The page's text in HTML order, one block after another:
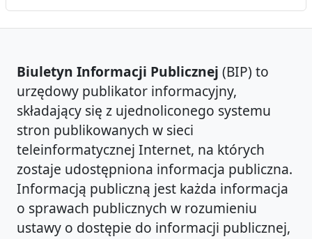
Biuletyn Informacji Publicznej (BIP) to
urzędowy publikator informacyjny,
składający się z ujednoliconego systemu
stron publikowanych w sieci
teleinformatycznej Internet, na których
zostaje udostępniona informacja publiczna.
Informacją publiczną jest każda informacja
o sprawach publicznych w rozumieniu
ustawy o dostępie do informacji publicznej,